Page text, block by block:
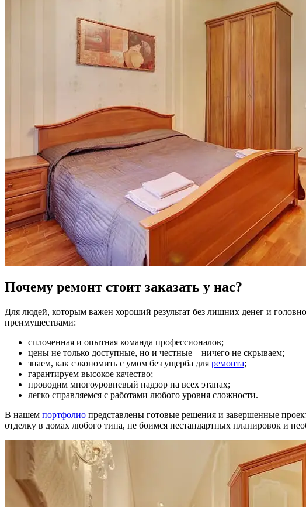
Почему ремонт стоит заказать у нас?
Для людей, которым важен хороший результат без лишних денег и
преимуществами:
сплоченная и опытная команда профессионалов;
цены не только доступные, но и честные – ничего не скрываем;
знаем, как сэкономить с умом без ущерба для ремонта;
гарантируем высокое качество;
проводим многоуровневый надзор на всех этапах;
легко справляемся с работами любого уровня сложности.
В нашем портфолио представлены готовые решения и завершенные
отделку в домах любого типа, не боимся нестандартных планировок и